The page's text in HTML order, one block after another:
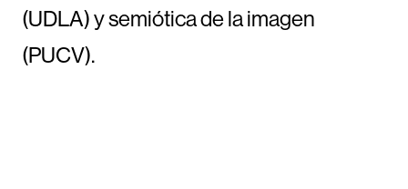
(UDLA) y semiótica de la imagen
(PUCV).